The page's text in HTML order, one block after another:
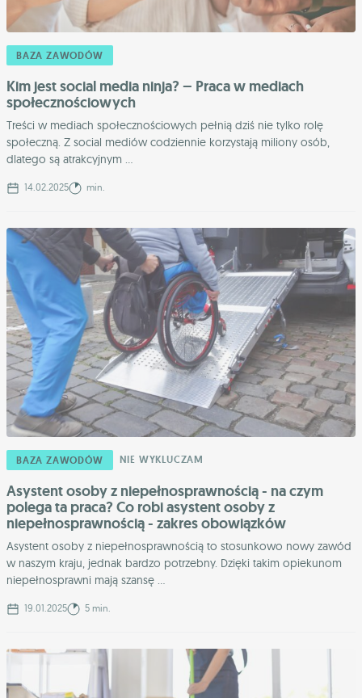
BAZA ZAWODÓW
Kim jest social media ninja? – Praca w mediach
społecznościowych
Treści w mediach społecznościowych pełnią dziś nie tylko rolę
społeczną. Z social mediów codziennie korzystają miliony osób,
dlatego są atrakcyjnym ...
14.02.2025 min.
BAZA ZAWODÓW NIE WYKLUCZAM
Asystent osoby z niepełnosprawnością - na czym
polega ta praca? Co robi asystent osoby z
niepełnosprawnością - zakres obowiązków
Asystent osoby z niepełnosprawnością to stosunkowo nowy zawód
w naszym kraju, jednak bardzo potrzebny. Dzięki takim opiekunom
niepełnosprawni mają szansę ...
19.01.2025 5 min.